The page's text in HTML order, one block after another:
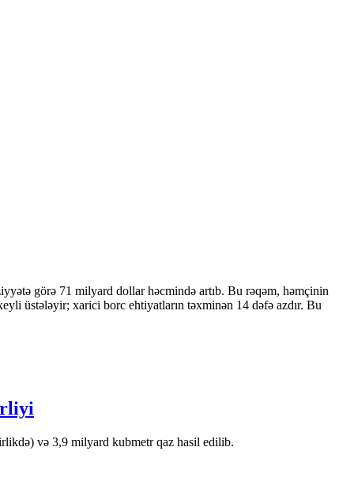
görə 71 milyard dollar həcmində artıb. Bu rəqəm, həmçinin
üstələyir; xarici borc ehtiyatların təxminən 14 dəfə azdır. Bu
və 3,9 milyard kubmetr qaz hasil edilib.